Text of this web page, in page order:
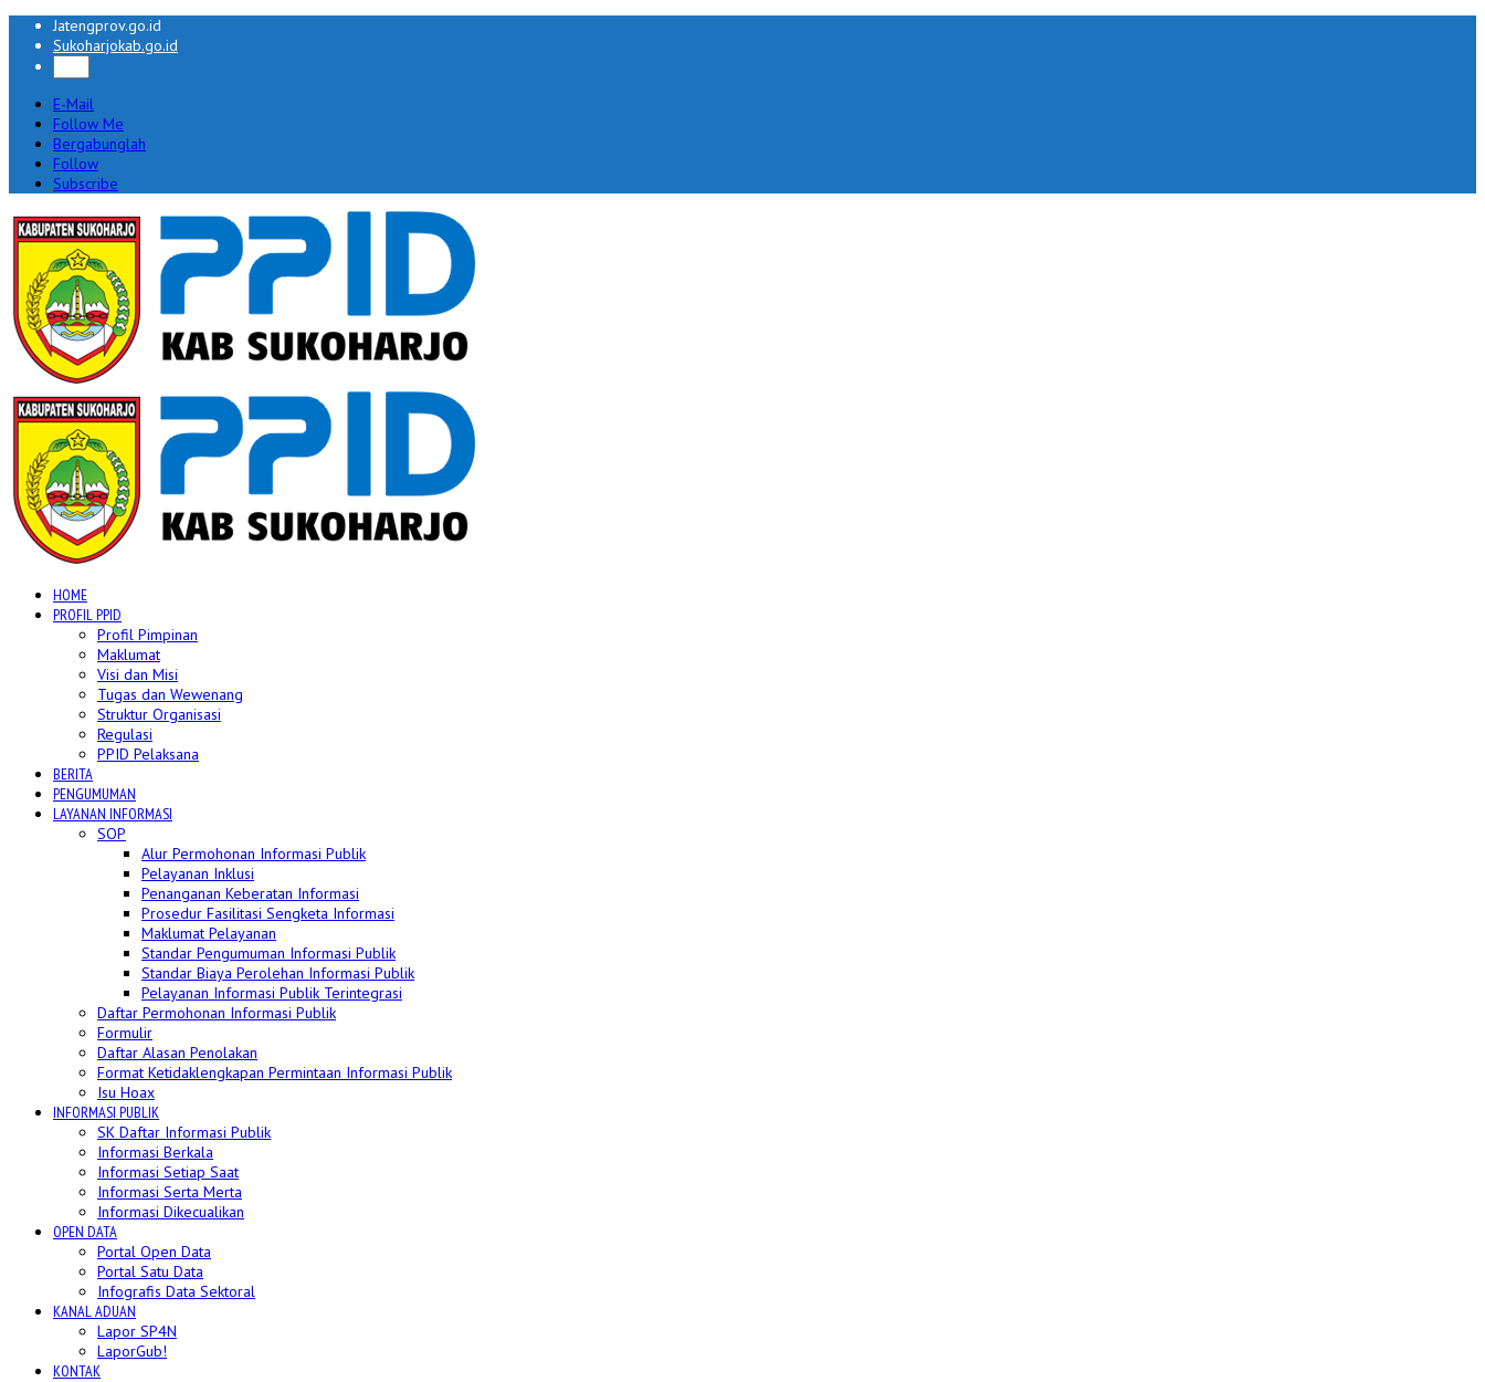
Jatengprov.go.id
Sukoharjokab.go.id
E-Mail
Follow Me
Bergabunglah
Follow
Subscribe
HOME
PROFIL PPID
Profil Pimpinan
Maklumat
Visi dan Misi
Tugas dan Wewenang
Struktur Organisasi
Regulasi
PPID Pelaksana
BERITA
PENGUMUMAN
LAYANAN INFORMASI
SOP
Alur Permohonan Informasi Publik
Pelayanan Inklusi
Penanganan Keberatan Informasi
Prosedur Fasilitasi Sengketa Informasi
Maklumat Pelayanan
Standar Pengumuman Informasi Publik
Standar Biaya Perolehan Informasi Publik
Pelayanan Informasi Publik Terintegrasi
Daftar Permohonan Informasi Publik
Formulir
Daftar Alasan Penolakan
Format Ketidaklengkapan Permintaan Informasi Publik
Isu Hoax
INFORMASI PUBLIK
SK Daftar Informasi Publik
Informasi Berkala
Informasi Setiap Saat
Informasi Serta Merta
Informasi Dikecualikan
OPEN DATA
Portal Open Data
Portal Satu Data
Infografis Data Sektoral
KANAL ADUAN
Lapor SP4N
LaporGub!
KONTAK